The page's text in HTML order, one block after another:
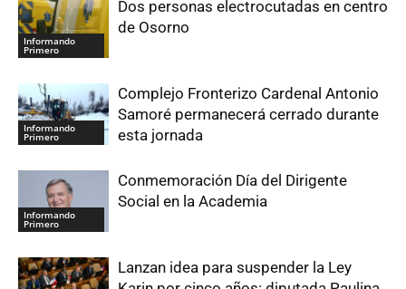
Informando
Primero
Dos personas electrocutadas en centro
de Osorno
Informando
Primero
Complejo Fronterizo Cardenal Antonio
Samoré permanecerá cerrado durante
esta jornada
Informando
Primero
Conmemoración Día del Dirigente
Social en la Academia
Lanzan idea para suspender la Ley